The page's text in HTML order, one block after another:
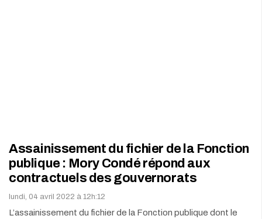
Assainissement du fichier de la Fonction
publique : Mory Condé répond aux
contractuels des gouvernorats
lundi, 04 avril 2022 à 12h:12
L’assainissement du fichier de la Fonction publique dont le